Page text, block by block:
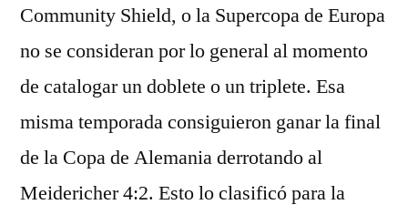
Community Shield, o la Supercopa de Europa
no se consideran por lo general al momento
de catalogar un doblete o un triplete. Esa
misma temporada consiguieron ganar la final
de la Copa de Alemania derrotando al
Meidericher 4:2. Esto lo clasificó para la